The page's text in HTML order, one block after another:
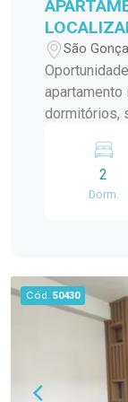
VÁRIOS
São
apartamento
dormitórios,
quem
2
Dorm.
Cód. 50430